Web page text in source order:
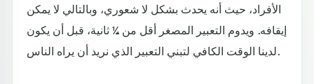
الأفراد، حيث أنه يحدث بشكل لا شعوري، وبالتالي لا يمكن
إيقافه. ويدوم التعبير المصغر أقل من ¼ ثانية، قبل أن يكون
لدينا الوقت الكافي لتبني التعبير الذي نريد أن يراه الناس.